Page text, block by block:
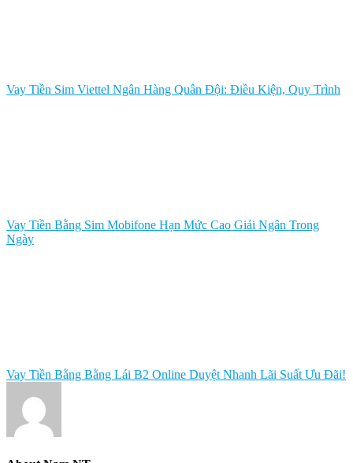
Vay Tiền Sim Viettel Ngân Hàng Quân Đội: Điều Kiện, Quy Trình
Vay Tiền Bằng Sim Mobifone Hạn Mức Cao Giải Ngân Trong
Ngày
Vay Tiền Bằng Bằng Lái B2 Online Duyệt Nhanh Lãi Suất Ưu Đãi!